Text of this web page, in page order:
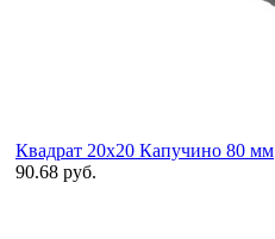
Квадрат 20х20 Капучино 80 мм
90.68 руб.